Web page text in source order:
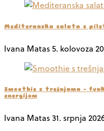
Mediteranska salata s
Ivana Matas5. kolovoza
Smoothie s trešnjama –
energijom
Ivana Matas31. srpnja